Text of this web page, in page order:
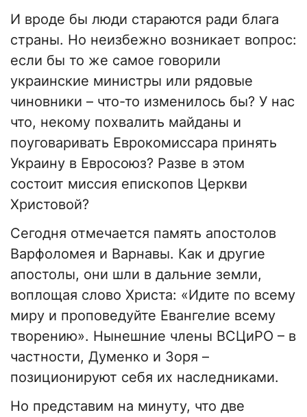
И вроде бы люди стараются ради блага
страны. Но неизбежно возникает вопрос:
если бы то же самое говорили
украинские министры или рядовые
чиновники – что-то изменилось бы? У нас
что, некому похвалить майданы и
поуговаривать Еврокомиссара принять
Украину в Евросоюз? Разве в этом
состоит миссия епископов Церкви
Христовой?
Сегодня отмечается память апостолов
Варфоломея и Варнавы. Как и другие
апостолы, они шли в дальние земли,
воплощая слово Христа: «Идите по всему
миру и проповедуйте Евангелие всему
творению». Нынешние члены ВСЦиРО – в
частности, Думенко и Зоря –
позиционируют себя их наследниками.
Но представим на минуту, что две